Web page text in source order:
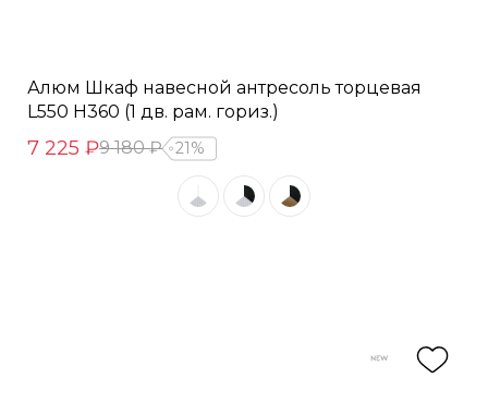
Алюм Шкаф навесной антресоль торцевая
L550 H360 (1 дв. рам. гориз.)
7 225 ₽9 180 ₽ 21%